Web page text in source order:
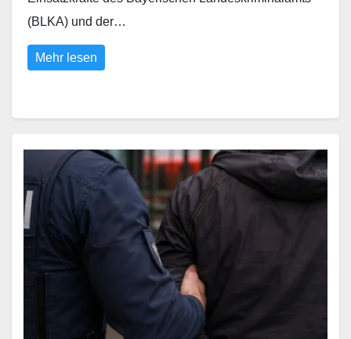
(BLKA) und der…
Mehr lesen